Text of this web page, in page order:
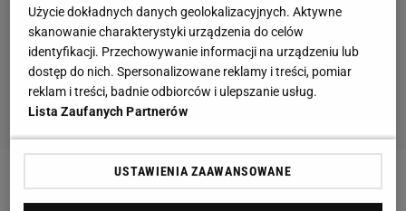
Zobacz wideo
Użycie dokładnych danych geolokalizacyjnych. Aktywne
skanowanie charakterystyki urządzenia do celów
identyfikacji. Przechowywanie informacji na urządzeniu lub
dostęp do nich. Spersonalizowane reklamy i treści, pomiar
reklam i treści, badnie odbiorców i ulepszanie usług.
Lista Zaufanych Partnerów
USTAWIENIA ZAAWANSOWANE